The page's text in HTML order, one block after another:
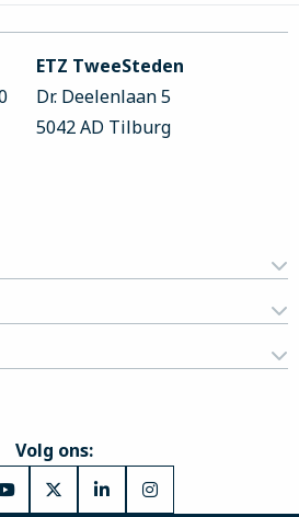
ETZ TweeSteden
Dr. Deelenlaan 5
5042 AD Tilburg
Volg ons:
Ga
Ga
Ga
Ga